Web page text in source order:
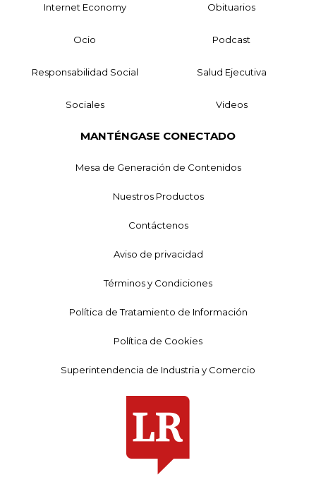
Internet Economy Obituarios
Ocio Podcast
Responsabilidad Social Salud Ejecutiva
Sociales Videos
MANTÉNGASE CONECTADO
Mesa de Generación de Contenidos
Nuestros Productos
Contáctenos
Aviso de privacidad
Términos y Condiciones
Política de Tratamiento de Información
Política de Cookies
Superintendencia de Industria y Comercio